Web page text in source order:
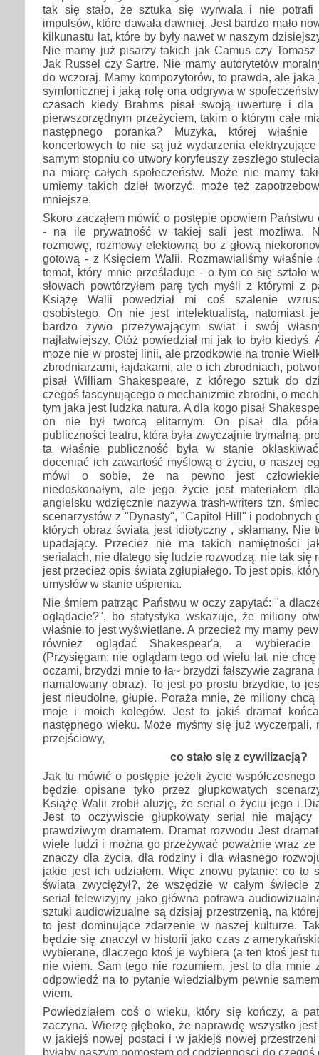
tak się stało, że sztuka się wyrwała i nie
impulsów, które dawała dawniej. Jest bardzo mało
kilkunastu lat, które by były nawet w naszym
Nie mamy już pisarzy takich jak Camus czy
Jak Russel czy Sartre. Nie mamy autorytetów
do wczoraj. Mamy kompozytorów, to prawda, ale
symfonicznej i jaką rolę ona odgrywa w
czasach kiedy Brahms pisał swoją uwerturę i dla
pierwszorzędnym przeżyciem, takim o którym całe
następnego poranka? Muzyka, której
koncertowych to nie są już wydarzenia elektryzujące
samym stopniu co utwory koryfeuszy zeszłego
na miarę całych społeczeństw. Może nie mamy
umiemy takich dzieł tworzyć, może też
mniejsze.
Skoro zacząłem mówić o postępie opowiem Państwu
- na ile prywatność w takiej sali jest możliwa.
rozmowę, rozmowy efektowną bo z głową
gotową - z Księciem Walii. Rozmawialiśmy
temat, który mnie prześladuje - o tym co się ształo
słowach powtórzyłem parę tych myśli z którymi z
Książę Walii powedział mi coś szalenie
osobistego. On nie jest intelektualistą, natomiast
bardzo żywo przeżywającym swiat i swój
najłatwiejszy. Otóż powiedział mi jak to było kiedyś.
może nie w prostej linii, ale przodkowie na tronie
zbrodniarzami, łajdakami, ale o ich zbrodniach,
pisał William Shakespeare, z którego sztuk do
czegoś fascynującego o mechanizmie zbrodni, o
tym jaka jest ludzka natura. A dla kogo pisał
on nie był tworcą elitarnym. On pisał dla
publiczności teatru, która była zwyczajnie trymalną,
ta właśnie publiczność była w stanie
doceniać ich zawartość myślową o życiu, o naszej
mówi o sobie, że na pewno jest
niedoskonałym, ale jego życie jest materiałem
angielsku wdzięcznie nazywa trash-writers tzn.
scenarzystów z "Dynasty", "Capitol Hill" i podobnych
których obraz świata jest idiotyczny , skłamany. Nie
upadający. Przecież nie ma takich namiętności
serialach, nie dlatego się ludzie rozwodzą, nie tak się
jest przecież opis świata zgłupiałego. To jest opis,
umysłów w stanie uśpienia.
Nie śmiem patrząc Państwu w oczy zapytać: "a
oglądacie?", bo statystyka wskazuje, że miliony
właśnie to jest wyświetlane. A przecież my mamy
również oglądać Shakespear'a, a wybieracie
(Przysięgam: nie oglądam tego od wielu lat, nie
oczami, brzydzi mnie to ła~ brzydzi fałszywie
namalowany obraz). To jest po prostu brzydkie, to
jest nieudolne, głupie. Poraża mnie, że miliony
moje i moich kolegów. Jest to jakiś dramat
następnego wieku. Może myśmy się już wyczerpali,
przejściowy,
co stało się z cywilizacją?
Jak tu mówić o postępie jeżeli życie
będzie opisane tyko przez głupkowatych
Książę Walii zrobił aluzję, że serial o życiu jego i
Jest to oczywiscie głupkowaty serial nie
prawdziwym dramatem. Dramat rozwodu Jest
wiele ludzi i można go przeżywać poważnie wraz
znaczy dla życia, dla rodziny i dla własnego
jakie jest ich udziałem. Więc znowu pytanie: co to
świata zwyciężył?, że wszędzie w całym świecie
serial telewizyjny jako główna potrawa
sztuki audiowizualne są dzisiaj przestrzenią, na
to jest dominujące zdarzenie w naszej kulturze.
będzie się znaczył w historii jako czas z
wybierane, dlaczego ktoś je wybiera (a ten ktoś jest
nie wiem. Sam tego nie rozumiem, jest to dla mnie
odpowiedź na to pytanie wiedziałbym pewnie
wiem.
Powiedziałem coś o wieku, który się kończy, a
zaczyna. Wierzę głęboko, że naprawdę wszystko
w jakiejś nowej postaci i w jakiejś nowej przestrzeni
byłaby naszym pomostem od codziennosci do czegoś